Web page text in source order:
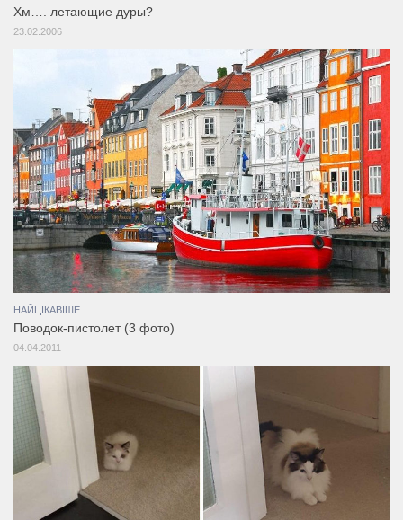
Хм…. летающие дуры?
23.02.2006
НАЙЦІКАВІШЕ
Поводок-пистолет (3 фото)
04.04.2011